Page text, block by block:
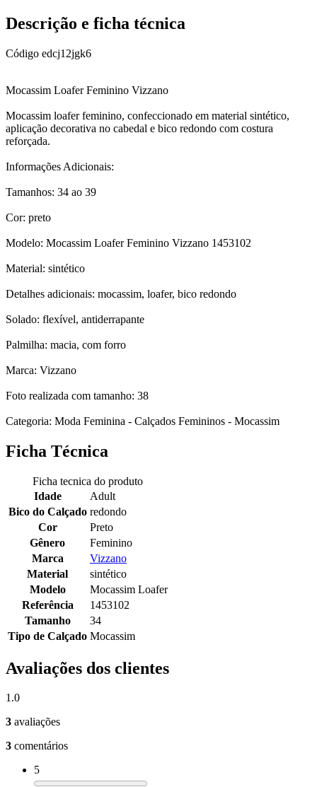
Descrição e ficha técnica
Código edcj12jgk6
Mocassim Loafer Feminino Vizzano
Mocassim loafer feminino, confeccionado em material sintético,
aplicação decorativa no cabedal e bico redondo com costura
reforçada.
Informações Adicionais:
Tamanhos: 34 ao 39
Cor: preto
Modelo: Mocassim Loafer Feminino Vizzano 1453102
Material: sintético
Detalhes adicionais: mocassim, loafer, bico redondo
Solado: flexível, antiderrapante
Palmilha: macia, com forro
Marca: Vizzano
Foto realizada com tamanho: 38
Categoria: Moda Feminina - Calçados Femininos - Mocassim
Ficha Técnica
Ficha tecnica do produto
Idade
Adult
Bico do Calçado redondo
Cor
Preto
Gênero
Feminino
Marca
Vizzano
Material
sintético
Modelo
Mocassim Loafer
Referência
1453102
Tamanho
34
Tipo de Calçado Mocassim
Avaliações dos clientes
1.0
3 avaliações
3 comentários
5